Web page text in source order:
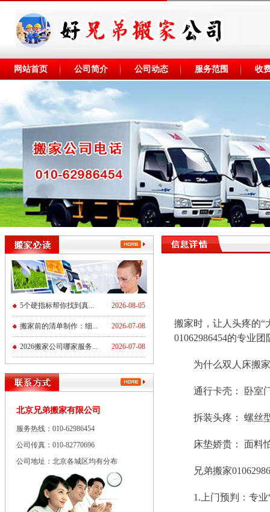
网站首页 公司简介 公司动态 服务范围 收
5个硬指标帮你找到真... 2026-08-05
搬家前的清单制作：细... 2026-07-08
2026搬家公司哪家服务... 2026-07-08
北京兄弟搬家有限公司
服务热线：010-62986454
公司传真：010-82770696
公司地址：北京各城区均有分布
搬家时，让人头疼的“
01062986454的专业
为什么双人床搬家
通行卡壳： 卧室门
拆装头疼： 螺丝型
床垫娇贵： 面料怕
兄弟搬家
1.上门预判：专业“